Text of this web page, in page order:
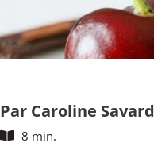
Par Caroline Savard
8 min.